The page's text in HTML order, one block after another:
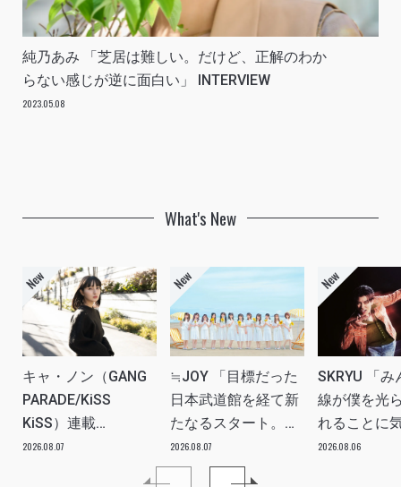
純乃あみ 「芝居は難しい。だけど、正解のわか
らない感じが逆に面白い」 INTERVIEW
2023.05.08
What's New
キャ・ノン（GANG
PARADE/KiSS
KiSS）連載
vol.113「読者からの
質問”のんちゃんはラ
2026.08.07
≒JOY 「目標だった
日本武道館を経て新
たなるスタート。
≒JOYにしかない魅
力を磨いていきた
2026.08.07
SKRYU 「み
線が僕を光
れることに
た」
2026.08.06